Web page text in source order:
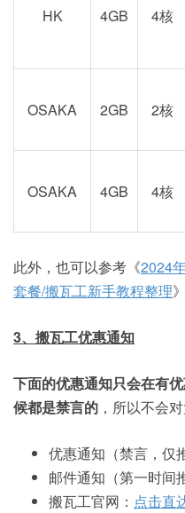
HK 4GB 4核
OSAKA 2GB 2核
OSAKA
4GB 4核
此外，也可以参考《2024
套餐/搬瓦工新手教程整理
3、搬瓦工优惠通知
下面的优惠通知只会在有
候都是禁言的 ，所以不会
优惠通知（禁言，仅
邮件通知（第一时间
搬瓦工官网： 点击直